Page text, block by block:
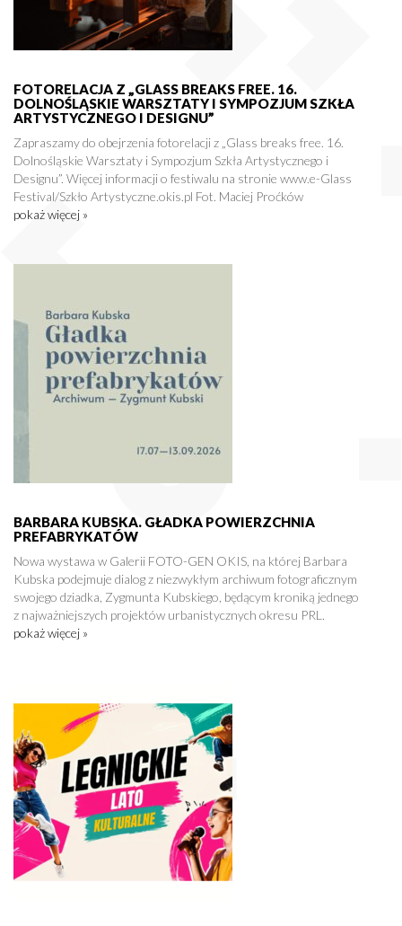
FOTORELACJA Z „GLASS BREAKS FREE. 16.
DOLNOŚLĄSKIE WARSZTATY I SYMPOZJUM SZKŁA
ARTYSTYCZNEGO I DESIGNU”
Zapraszamy do obejrzenia fotorelacji z „Glass breaks free. 16.
Dolnośląskie Warsztaty i Sympozjum Szkła Artystycznego i
Designu”. Więcej informacji o festiwalu na stronie www.e-Glass
Festival/Szkło Artystyczne.okis.pl Fot. Maciej Proćków
pokaż więcej »
BARBARA KUBSKA. GŁADKA POWIERZCHNIA
PREFABRYKATÓW
Nowa wystawa w Galerii FOTO-GEN OKIS, na której Barbara
Kubska podejmuje dialog z niezwykłym archiwum fotograficznym
swojego dziadka, Zygmunta Kubskiego, będącym kroniką jednego
z najważniejszych projektów urbanistycznych okresu PRL.
pokaż więcej »